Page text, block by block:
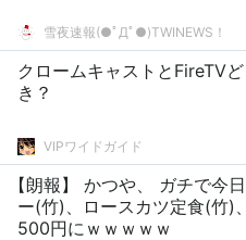
雪夜速報(●ﾟДﾟ●)TWINEWS！
クロームキャストとFireTV
き？
VIPワイドガイド
【朗報】 かつや、 ガチで今
ー(竹)、ロースカツ定食(竹)
500円にｗｗｗｗｗ